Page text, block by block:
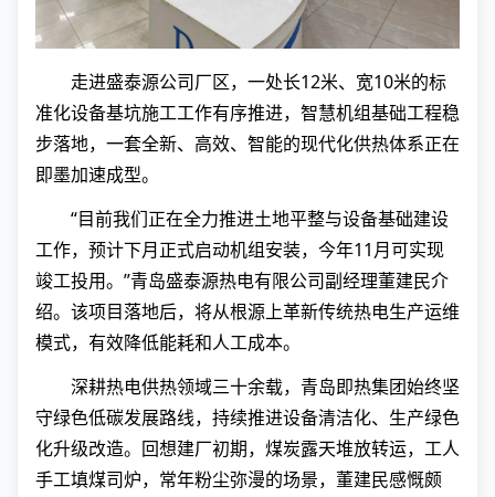
走进盛泰源公司厂区，一处长12米、宽10米的标
准化设备基坑施工工作有序推进，智慧机组基础工程稳
步落地，一套全新、高效、智能的现代化供热体系正在
即墨加速成型。
“目前我们正在全力推进土地平整与设备基础建设
工作，预计下月正式启动机组安装，今年11月可实现
竣工投用。”青岛盛泰源热电有限公司副经理董建民介
绍。该项目落地后，将从根源上革新传统热电生产运维
模式，有效降低能耗和人工成本。
深耕热电供热领域三十余载，青岛即热集团始终坚
守绿色低碳发展路线，持续推进设备清洁化、生产绿色
化升级改造。回想建厂初期，煤炭露天堆放转运，工人
手工填煤司炉，常年粉尘弥漫的场景，董建民感慨颇